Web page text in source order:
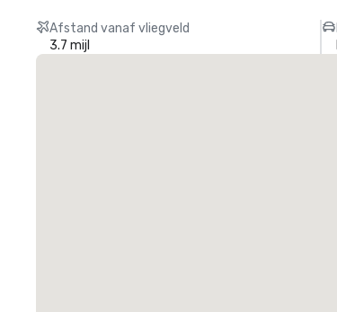
Afstand vanaf vliegveld
3.7 mijl